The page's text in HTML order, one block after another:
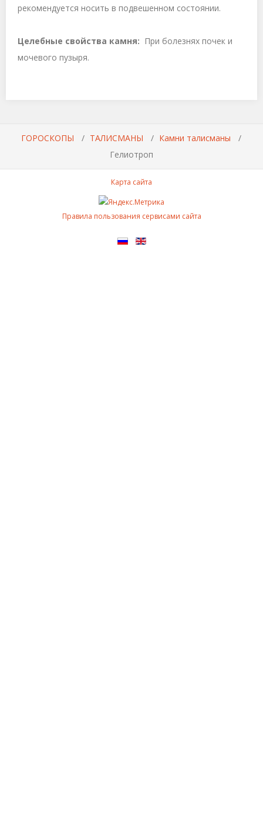
рекомендуется носить в подвешенном состоянии.
Целебные свойства камня: При болезнях почек и
мочевого пузыря.
ГОРОСКОПЫ ТАЛИСМАНЫ
Камни талисманы
Гелиотроп
Карта сайта
Правила пользования сервисами сайта